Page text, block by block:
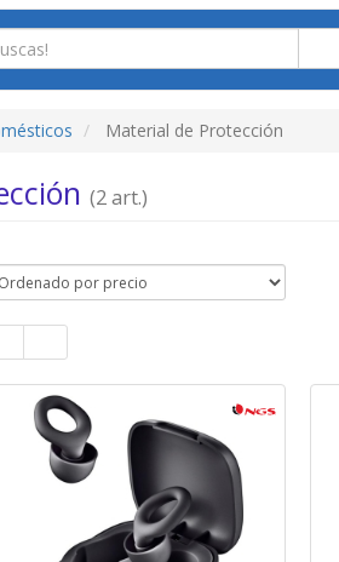
Material de Protección
(2 art.)